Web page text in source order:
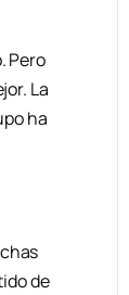
Pero
La
ha
de